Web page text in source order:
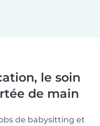
le soin
de main
de babysitting et